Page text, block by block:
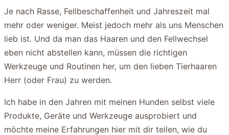
Je nach Rasse, Fellbeschaffenheit und Jahreszeit mal
mehr oder weniger. Meist jedoch mehr als uns Menschen
lieb ist. Und da man das Haaren und den Fellwechsel
eben nicht abstellen kann, müssen die richtigen
Werkzeuge und Routinen her, um den lieben Tierhaaren
Herr (oder Frau) zu werden.
Ich habe in den Jahren mit meinen Hunden selbst viele
Produkte, Geräte und Werkzeuge ausprobiert und
möchte meine Erfahrungen hier mit dir teilen, wie du